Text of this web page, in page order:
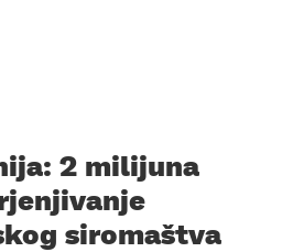
2 milijuna
siromaštva